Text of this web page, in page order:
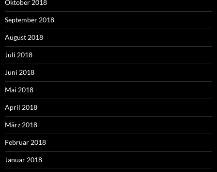
Oktober 2018
September 2018
August 2018
Juli 2018
Juni 2018
Mai 2018
April 2018
März 2018
Februar 2018
Januar 2018